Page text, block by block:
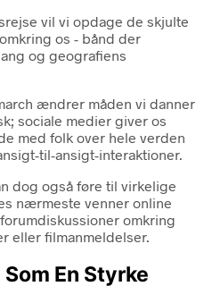
vil vi opdage de skjulte
os - bånd der
og geografiens
ændrer måden vi danner
sociale medier giver os
med folk over hele verden
til-ansigt-interaktioner.
dog også føre til virkelige
nærmeste venner online
omkring
eller filmanmeldelser.
En Styrke